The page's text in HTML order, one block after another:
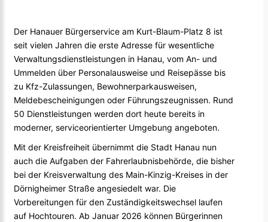
Der Hanauer Bürgerservice am Kurt-Blaum-Platz 8 ist
seit vielen Jahren die erste Adresse für wesentliche
Verwaltungsdienstleistungen in Hanau, vom An- und
Ummelden über Personalausweise und Reisepässe bis
zu Kfz-Zulassungen, Bewohnerparkausweisen,
Meldebescheinigungen oder Führungszeugnissen. Rund
50 Dienstleistungen werden dort heute bereits in
moderner, serviceorientierter Umgebung angeboten.
Mit der Kreisfreiheit übernimmt die Stadt Hanau nun
auch die Aufgaben der Fahrerlaubnisbehörde, die bisher
bei der Kreisverwaltung des Main-Kinzig-Kreises in der
Dörnigheimer Straße angesiedelt war. Die
Vorbereitungen für den Zuständigkeitswechsel laufen
auf Hochtouren. Ab Januar 2026 können Bürgerinnen